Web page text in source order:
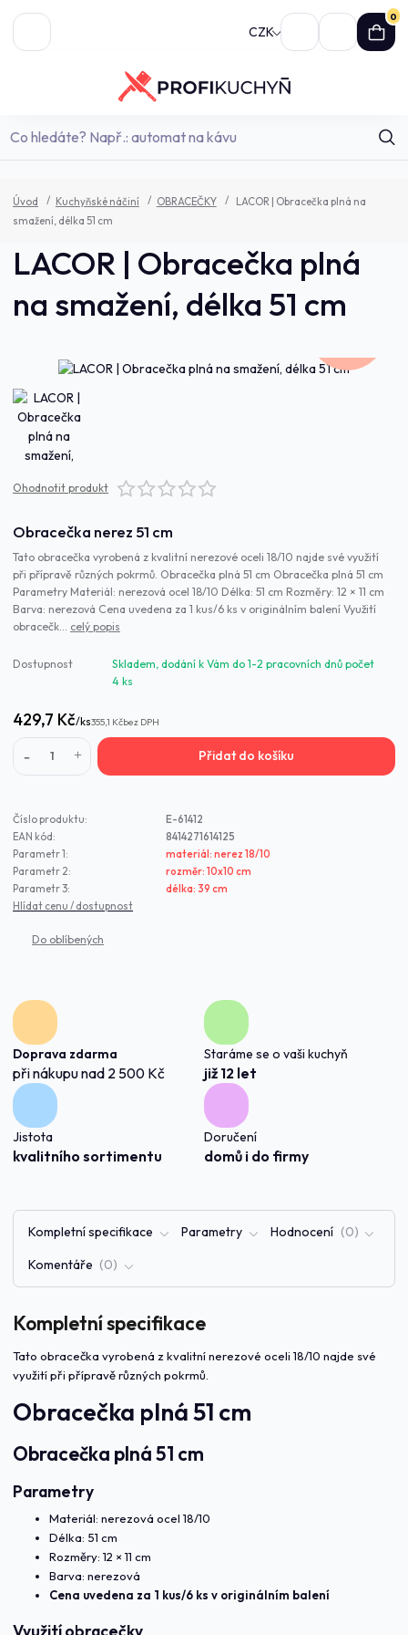
CZK
0
Úvod Kuchyňské náčiní OBRACEČKY
LACOR | Obracečka plná na
smažení, délka 51 cm
LACOR | Obracečka plná
na smažení, délka 51 cm
Ohodnotit produkt
Obracečka nerez 51 cm
Tato obracečka vyrobená z kvalitní nerezové oceli 18/10 najde své využití
při přípravě různých pokrmů. Obracečka plná 51 cm Obracečka plná 51 cm
Parametry Materiál: nerezová ocel 18/10 Délka: 51 cm Rozměry: 12 × 11 cm
Barva: nerezová Cena uvedena za 1 kus/6 ks v originálním balení Využití
obracečk... celý popis
Dostupnost
Skladem, dodání k Vám do 1-2 pracovních dnů počet
4 ks
429,7 Kč/ks355,1 Kčbez DPH
Přidat do košíku
Číslo produktu:
E-61412
EAN kód:
8414271614125
Parametr 1:
materiál: nerez 18/10
Parametr 2:
rozměr: 10x10 cm
Parametr 3:
délka: 39 cm
Hlídat cenu / dostupnost
Doprava zdarma
při nákupu nad 2 500 Kč
Staráme se o vaši kuchyň
již 12 let
Jistota
kvalitního sortimentu
Doručení
domů i do firmy
Kompletní specifikace Parametry Hodnocení 0
Komentáře 0
Kompletní specifikace
Tato obracečka vyrobená z kvalitní nerezové oceli 18/10 najde své
využití při přípravě různých pokrmů.
Obracečka plná 51 cm
Obracečka plná 51 cm
Parametry
Materiál: nerezová ocel 18/10
Délka: 51 cm
Rozměry: 12 × 11 cm
Barva: nerezová
Cena uvedena za 1 kus/6 ks v originálním balení